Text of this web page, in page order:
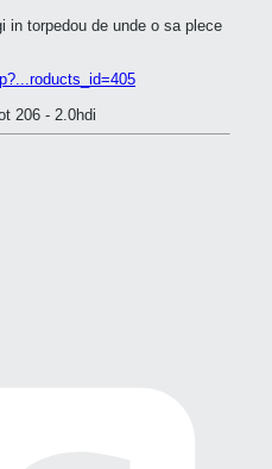
in torpedou de unde o sa plece
206 - 2.0hdi